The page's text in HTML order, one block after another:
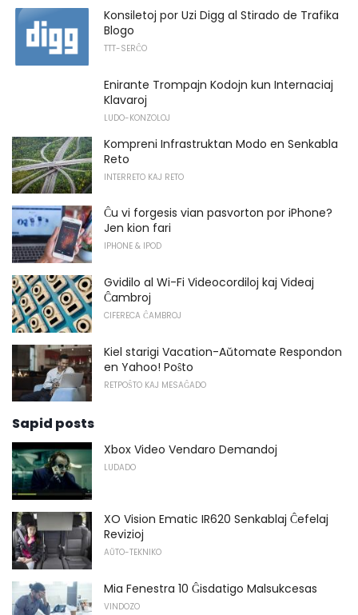
Konsiletoj por Uzi Digg al Stirado de Trafika
Blogo
TTT-SERĈO
Enirante Trompajn Kodojn kun Internaciaj
Klavaroj
LUDO-KONZOLOJ
Kompreni Infrastruktan Modo en Senkabla
Reto
INTERRETO KAJ RETO
Ĉu vi forgesis vian pasvorton por iPhone?
Jen kion fari
IPHONE & IPOD
Gvidilo al Wi-Fi Videocordiloj kaj Videaj
Ĉambroj
CIFERECA ĈAMBROJ
Kiel starigi Vacation-Aŭtomate Respondon
en Yahoo! Poŝto
RETPOŜTO KAJ MESAĜADO
Sapid posts
Xbox Video Vendaro Demandoj
LUDADO
XO Vision Ematic IR620 Senkablaj Ĉefelaj
Revizioj
AŬTO-TEKNIKO
Mia Fenestra 10 Ĝisdatigo Malsukcesas
VINDOZO